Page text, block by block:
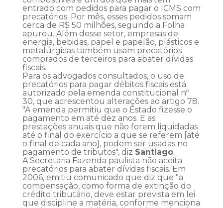
entrado com pedidos para pagar o ICMS com
precatórios. Por mês, esses pedidos somam
cerca de R$ 50 milhões, segundo a Folha
apurou. Além desse setor, empresas de
energia, bebidas, papel e papelão, plásticos e
metalúrgicas também usam precatórios
comprados de terceiros para abater dívidas
fiscais.
Para os advogados consultados, o uso de
precatórios para pagar débitos fiscais está
autorizado pela emenda constitucional nº
30, que acrescentou alterações ao artigo 78.
"A emenda permitiu que o Estado fizesse o
pagamento em até dez anos. E as
prestações anuais que não forem liquidadas
até o final do exercício a que se referem [até
o final de cada ano], podem ser usadas no
pagamento de tributos", diz Santiago.
A Secretaria Fazenda paulista não aceita
precatórios para abater dívidas fiscais. Em
2006, emitiu comunicado que diz que "a
compensação, como forma de extinção do
crédito tributário, deve estar prevista em lei
que discipline a matéria, conforme menciona